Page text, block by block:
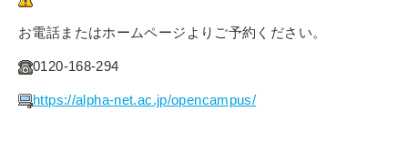
お電話またはホームページよりご予約ください。
0120-168-294
https://alpha-net.ac.jp/opencampus/